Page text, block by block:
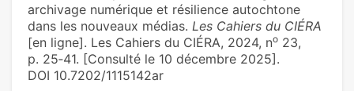
archivage numérique et résilience autochtone
dans les nouveaux médias. Les Cahiers du CIÉRA
[en ligne]. Les Cahiers du CIÉRA, 2024, no 23,
p. 25‑41. [Consulté le 10 décembre 2025].
DOI 10.7202/1115142ar